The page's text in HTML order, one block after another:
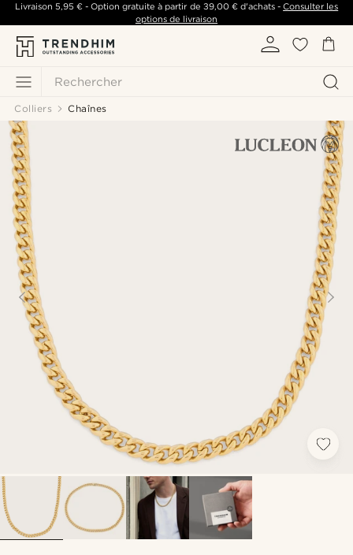
Rechercher
Livraison 5,95 €- Option gratuite à partir de 39,00 €d'achats -Consulter les
options de livraison
Colliers Chaînes